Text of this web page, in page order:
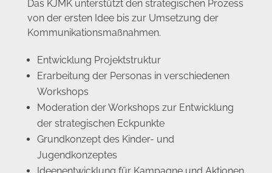
Das KJMK unterstützt den strategischen Prozess
von der ersten Idee bis zur Umsetzung der
Kommunikationsmaßnahmen.
Entwicklung Projektstruktur
Erarbeitung der Personas in verschiedenen
Workshops
Moderation der Workshops zur Entwicklung
der strategischen Eckpunkte
Grundkonzept des Kinder- und
Jugendkonzeptes